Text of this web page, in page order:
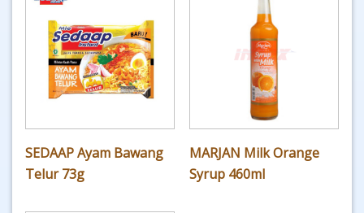
SEDAAP Ayam Bawang
Telur 73g
MARJAN Milk Orange
Syrup 460ml